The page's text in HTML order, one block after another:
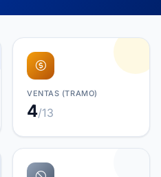
VENTAS (TRAMO)
4/13